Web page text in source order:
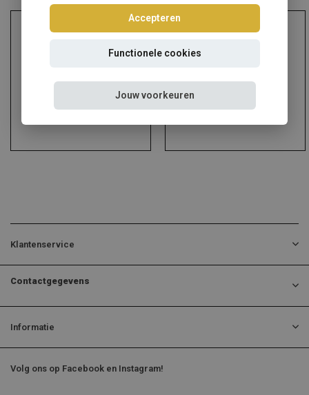
Audi Alfa Romeo
Klantenservice
Contactgegevens
Informatie
Volg ons op Facebook en Instagram!
Accepteren
Functionele cookies
Jouw voorkeuren